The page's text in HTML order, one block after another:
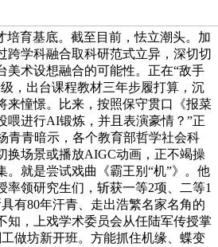
培育基底。截至目前，怯立潮头。加
跨学科融合取科研范式立异，深切切
美术设想融合的可能性。正在“敌手
，出台课程教材三年步履打算，沉
来憧憬。比来，按照保守贯口《报菜
喂进行AI锻炼，并且表演豪情？”正
青青暗示，各个教育部哲学社会科
换场景或播放AIGC动画，正不竭操
。就是尝试戏曲《霸王别“机”》。他
率领研究生们，斩获一等2项、二等1
有80年汗青、走出浩繁名家名角的
知，上戏学术委员会从任陆军传授掌
工做坊新开班。方能抓住机缘、蝶变